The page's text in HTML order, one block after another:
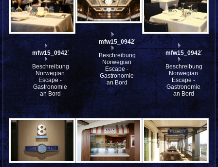
mfw15_094277
Beschreibung:
Norwegian
Escape -
Gastronomie
an Bord
mfw15_094271a
Beschreibung:
Norwegian
Escape -
Gastronomie
an Bord
mfw15_094270
Beschreibung:
Norwegian
Escape -
Gastronomie
an Bord